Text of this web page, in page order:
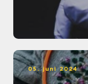
05. juni 2024